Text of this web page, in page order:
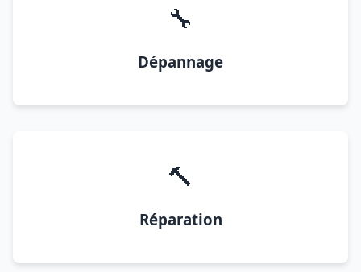
🔧
Dépannage
🔨
Réparation